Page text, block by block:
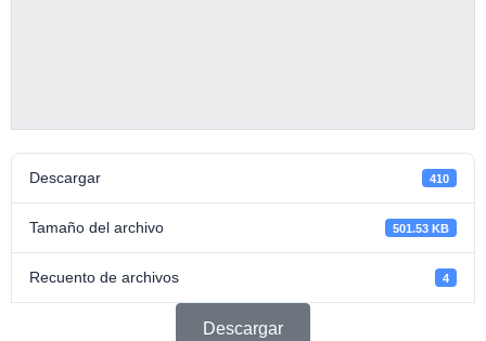
Descargar 410
Tamaño del archivo 501.53 KB
Recuento de archivos 4
Descargar